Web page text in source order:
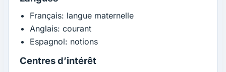
Français: langue maternelle
Anglais: courant
Espagnol: notions
Centres d’intérêt